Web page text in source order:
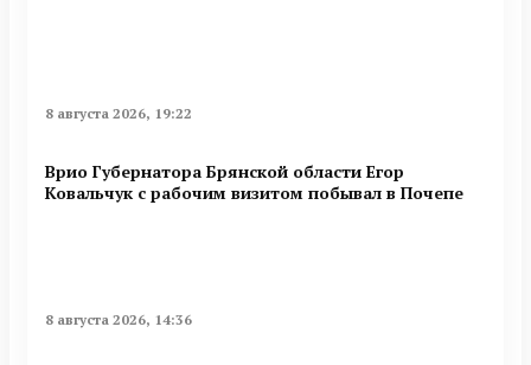
8 августа 2026, 19:22
Врио Губернатора Брянской области Егор
Ковальчук с рабочим визитом побывал в Почепе
8 августа 2026, 14:36